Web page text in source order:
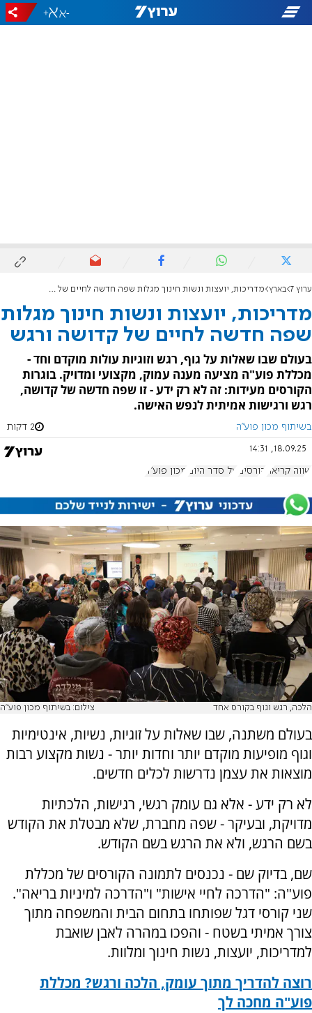
-
+
ערוץ 7 בארץ מדריכות, יועצות ונשות חינוך מגלות שפה חדשה לחיים של קדושה ורגש
מדריכות, יועצות ונשות חינוך מגלות
שפה חדשה לחיים של קדושה ורגש
בעולם שבו שאלות על גוף, רגש וזוגיות עולות מוקדם וחד -
מכללת פוע"ה מציעה מענה עמוק, מקצועי ומדויק. בוגרות
הקורסים מעידות: זה לא רק ידע - זו שפה חדשה של קדושה,
רגש ורגישות אמיתית לנפש האישה.
בשיתוף מכון פוע''ה 2 דקות
18.09.25, 14:31
שווה קריאה קורסים על סדר היום מכון פוע"ה
הלכה, רגש וגוף בקורס אחד צילום: בשיתוף מכון פוע''ה
בעולם משתנה, שבו שאלות על זוגיות, נשיות, אינטימיות
וגוף מופיעות מוקדם יותר וחדות יותר - נשות מקצוע רבות
מוצאות את עצמן נדרשות לכלים חדשים.
לא רק ידע - אלא גם עומק רגשי, רגישות, הלכתיות
מדויקת, ובעיקר - שפה מחברת, שלא מבטלת את הקודש
בשם הרגש, ולא את הרגש בשם הקודש.
שם, בדיוק שם - נכנסים לתמונה הקורסים של מכללת
פוע"ה: "הדרכה לחיי אישות" ו"הדרכה למיניות בריאה".
שני קורסי דגל שפותחו בתחום הבית והמשפחה מתוך
צורך אמיתי בשטח - והפכו במהרה לאבן שואבת
למדריכות, יועצות, נשות חינוך ומלוות.
רוצה להדריך מתוך עומק, הלכה ורגש? מכללת
פוע"ה מחכה לך